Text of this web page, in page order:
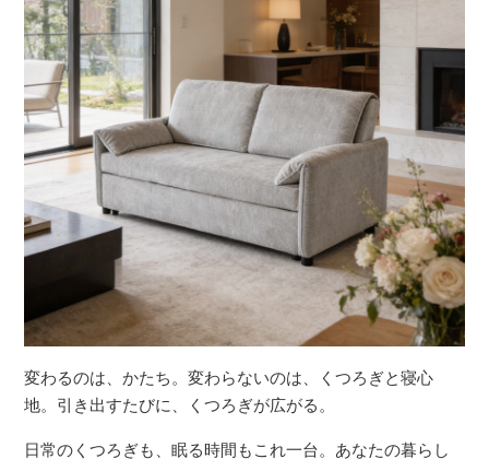
変わるのは、かたち。変わらないのは、くつろぎと寝心
地。引き出すたびに、くつろぎが広がる。
日常のくつろぎも、眠る時間もこれ一台。あなたの暮らし